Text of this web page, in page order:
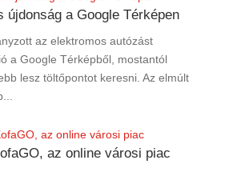
újdonság a Google Térképen
az elektromos autózást
a Google Térképből, mostantól
lesz töltőpontot keresni. Az elmúlt
az online városi piac